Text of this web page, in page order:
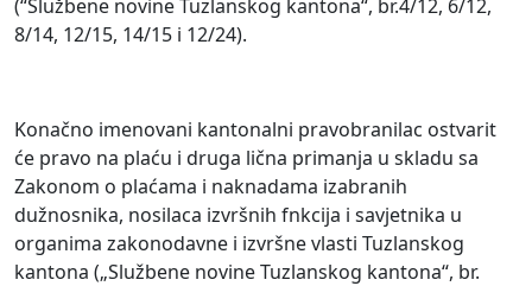
(“Službene novine Tuzlanskog kantona“, br.4/12, 6/12,
8/14, 12/15, 14/15 i 12/24).
Konačno imenovani kantonalni pravobranilac ostvarit
će pravo na plaću i druga lična primanja u skladu sa
Zakonom o plaćama i naknadama izabranih
dužnosnika, nosilaca izvršnih fnkcija i savjetnika u
organima zakonodavne i izvršne vlasti Tuzlanskog
kantona („Službene novine Tuzlanskog kantona“, br.